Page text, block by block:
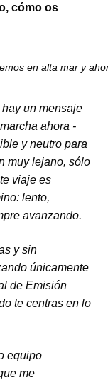
cómo os
en alta mar y
un mensaje
ahora -
y neutro para
muy lejano, sólo
viaje es
lento,
avanzando.
y sin
únicamente
de Emisión
te centras en lo
equipo
me